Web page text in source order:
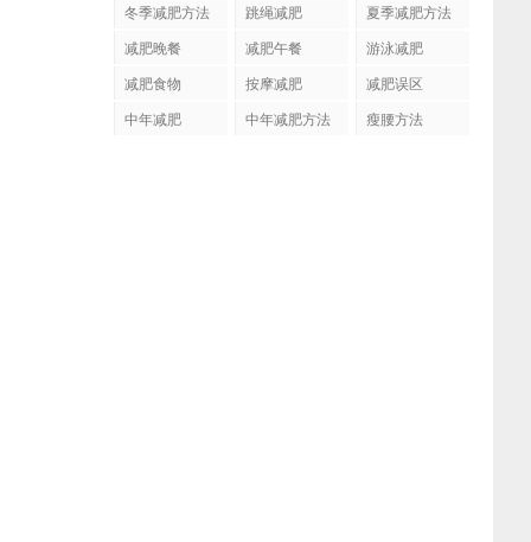
冬季减肥方法
跳绳减肥
夏季减肥方法
减肥晚餐
减肥午餐
游泳减肥
减肥食物
按摩减肥
减肥误区
中年减肥
中年减肥方法 瘦腰方法